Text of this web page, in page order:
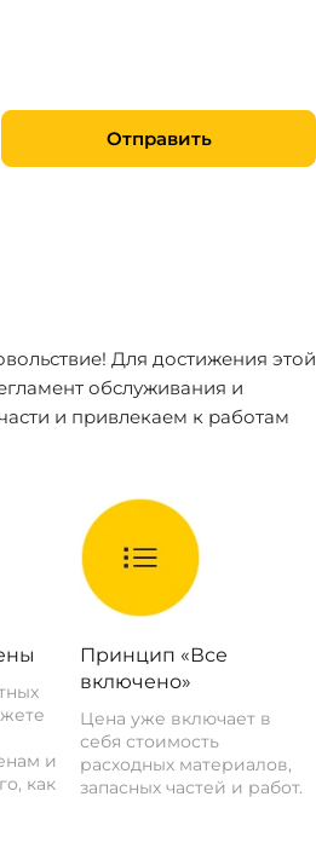
Отправить
Для достижения этой
обслуживания и
и привлекаем к работам
и
как
Принцип «Все
включено»
Цена уже включает в
себя стоимость
расходных материалов,
запасных частей и работ.